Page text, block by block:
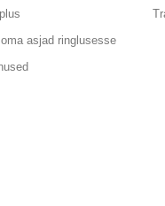
asjad ringlusesse